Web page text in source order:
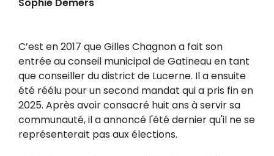
Sophie Demers
C’est en 2017 que Gilles Chagnon a fait son
entrée au conseil municipal de Gatineau en tant
que conseiller du district de Lucerne. Il a ensuite
été réélu pour un second mandat qui a pris fin en
2025. Après avoir consacré huit ans à servir sa
communauté, il a annoncé l'été dernier qu'il ne se
représenterait pas aux élections.